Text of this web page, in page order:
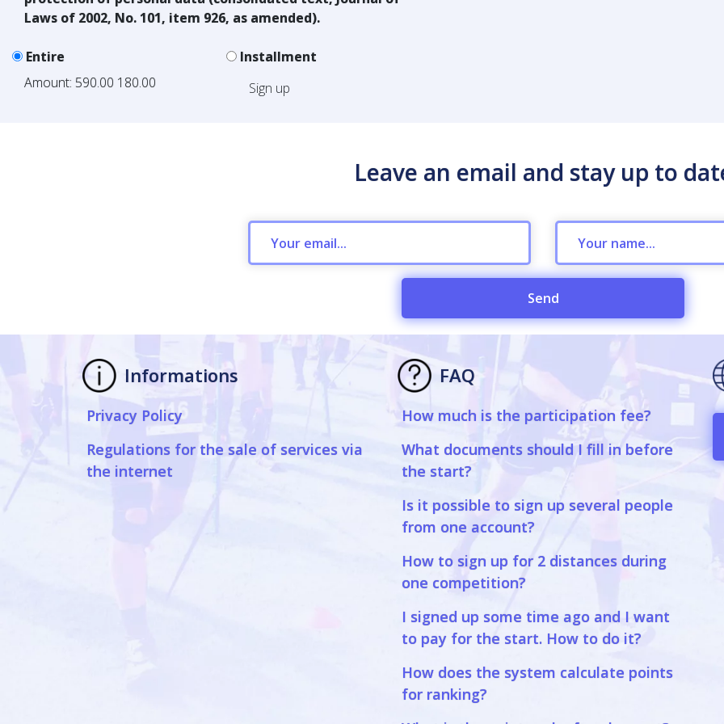
Laws of 2002, No. 101, item 926, as amended).
Entire
Installment
Amount: 590.00 180.00 Sign up
Leave an email and stay up to
Send
Informations
Privacy Policy
Regulations for the sale of services via
the internet
FAQ
How much is the participation fee?
What documents should I fill in before
the start?
Is it possible to sign up several people
from one account?
How to sign up for 2 distances during
one competition?
I signed up some time ago and I want
to pay for the start. How to do it?
How does the system calculate points
for ranking?